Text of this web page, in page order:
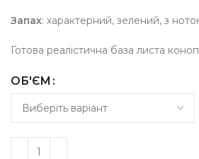
Запах: характерний, зелений, з
Готова реалістична база листа
ОБ'ЄМ